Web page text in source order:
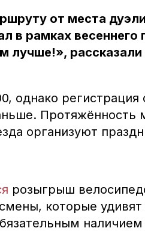
от места
в рамках весеннего
рассказали
однако
организуют
розыгрыш
которые
наличием